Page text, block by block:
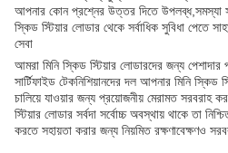
আপনার কোন প্রশ্নের উত্তর দিতে উপলব্ধ,সমস্যা
স্কিড স্টিয়ার লোডার থেকে সর্বাধিক সুবিধা পেতে
সেবা
আমরা মিনি স্কিড স্টিয়ার লোডারদের জন্য পেশাদার
সার্টিফাইড টেকনিশিয়ানদের দল আপনার মিনি স্কিড
চালিয়ে যাওয়ার জন্য প্রয়োজনীয় মেরামত সরবরাহ
স্টিয়ার লোডার সর্বদা সর্বোচ্চ অবস্থায় থাকে তা
করতে সহায়তা করার জন্য নিয়মিত রক্ষণাবেক্ষণও